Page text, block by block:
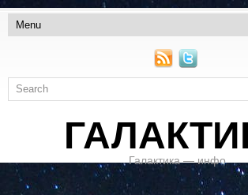
Галактика — инфо